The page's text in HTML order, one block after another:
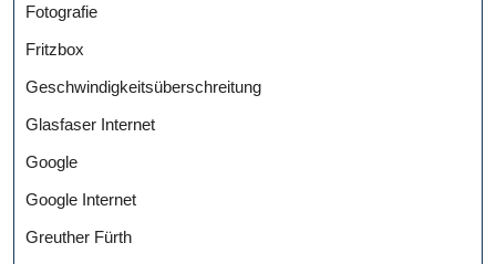
Fotografie
Fritzbox
Geschwindigkeitsüberschreitung
Glasfaser Internet
Google
Google Internet
Greuther Fürth